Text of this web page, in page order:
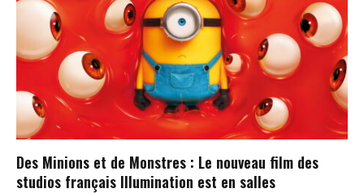
Des Minions et de Monstres : Le nouveau film des
studios français Illumination est en salles